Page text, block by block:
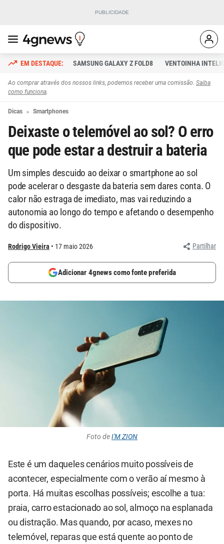
SAMSUNG GALAXY Z FOLD8 VENTOINHA
Ao comprar através dos nossos links, podemos receber uma comissão. Saiba
como funciona.
Dicas Smartphones
Deixaste o telemóvel ao sol? O erro
que pode estar a destruir a bateria
Um simples descuido ao deixar o smartphone ao sol
pode acelerar o desgaste da bateria sem dares conta. O
calor não estraga de imediato, mas vai reduzindo a
autonomia ao longo do tempo e afetando o desempenho
do dispositivo.
Rodrigo Vieira 17 maio 2026 Partilhar
Adicionar 4gnews como fonte preferida
Foto deI'M ZION
Este é um daqueles cenários muito possíveis de
acontecer, especialmente com o verão aí mesmo à
porta. Há muitas escolhas possíveis; escolhe a tua:
praia, carro estacionado ao sol, almoço na esplanada
ou distração. Mas quando, por acaso, mexes no
telemóvel, reparas que está quente ao ponto de